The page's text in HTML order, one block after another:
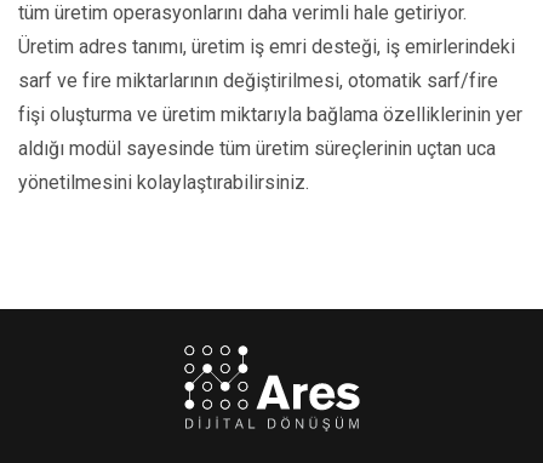
tüm üretim operasyonlarını daha verimli hale getiriyor.
Üretim adres tanımı, üretim iş emri desteği, iş emirlerindeki
sarf ve fire miktarlarının değiştirilmesi, otomatik sarf/fire
fişi oluşturma ve üretim miktarıyla bağlama özelliklerinin yer
aldığı modül sayesinde tüm üretim süreçlerinin uçtan uca
yönetilmesini kolaylaştırabilirsiniz.